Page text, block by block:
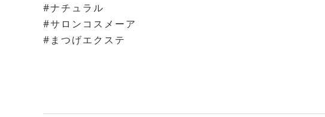
#ナチュラル
#サロンコスメーア
#まつげエクステ